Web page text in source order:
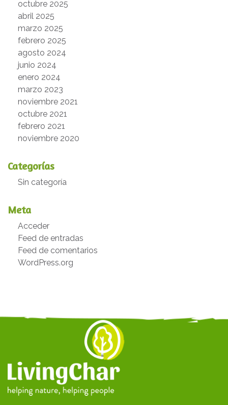
octubre 2025
abril 2025
marzo 2025
febrero 2025
agosto 2024
junio 2024
enero 2024
marzo 2023
noviembre 2021
octubre 2021
febrero 2021
noviembre 2020
Categorías
Sin categoría
Meta
Acceder
Feed de entradas
Feed de comentarios
WordPress.org